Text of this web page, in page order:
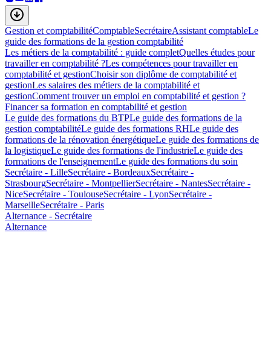
Gestion et comptabilitéComptableSecrétaireAssistant comptableLe
guide des formations de la gestion comptabilité
Les métiers de la comptabilité : guide completQuelles études pour
travailler en comptabilité ?Les compétences pour travailler en
comptabilité et gestionChoisir son diplôme de comptabilité et
gestionLes salaires des métiers de la comptabilité et
gestionComment trouver un emploi en comptabilité et gestion ?
Financer sa formation en comptabilité et gestion
Le guide des formations du BTPLe guide des formations de la
gestion comptabilitéLe guide des formations RHLe guide des
formations de la rénovation énergétiqueLe guide des formations de
la logistiqueLe guide des formations de l'industrieLe guide des
formations de l'enseignementLe guide des formations du soin
Secrétaire - LilleSecrétaire - BordeauxSecrétaire -
StrasbourgSecrétaire - MontpellierSecrétaire - NantesSecrétaire -
NiceSecrétaire - ToulouseSecrétaire - LyonSecrétaire -
MarseilleSecrétaire - Paris
Alternance - Secrétaire
Alternance